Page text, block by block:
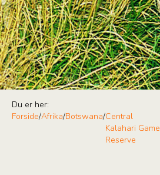
Du er her:
Forside/Afrika/Botswana/Central
Kalahari Game
Reserve